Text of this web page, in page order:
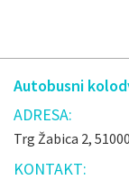
Autobusni
ADRESA:
Trg Žabica 2,
KONTAKT: